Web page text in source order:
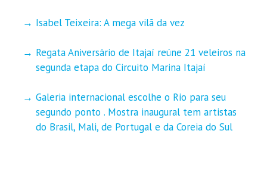
Isabel Teixeira: A mega vilã da vez
Regata Aniversário de Itajaí reúne 21 veleiros na
segunda etapa do Circuito Marina Itajaí
Galeria internacional escolhe o Rio para seu
segundo ponto . Mostra inaugural tem artistas
do Brasil, Mali, de Portugal e da Coreia do Sul